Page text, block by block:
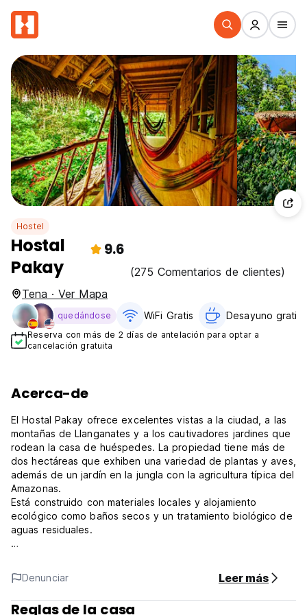
Hostel
Hostal
Pakay
9.6
(275 Comentarios de clientes)
Tena · Ver Mapa
quedándose WiFi Gratis Desayuno gratis
Reserva con más de 2 días de antelación para optar a
cancelación gratuita
Acerca-de
El Hostal Pakay ofrece excelentes vistas a la ciudad, a las
montañas de Llanganates y a los cautivadores jardines que
rodean la casa de huéspedes. La propiedad tiene más de
dos hectáreas que exhiben una variedad de plantas y aves,
además de un jardín en la jungla con la agricultura típica del
Amazonas.
Está construido con materiales locales y alojamiento
ecológico como baños secos y un tratamiento biológico de
aguas residuales.
Habitaciones privadas y compartidas disponibles
Desayuno incluido
Agua caliente
Hamacas
Denunciar Leer más
Reglas de la casa